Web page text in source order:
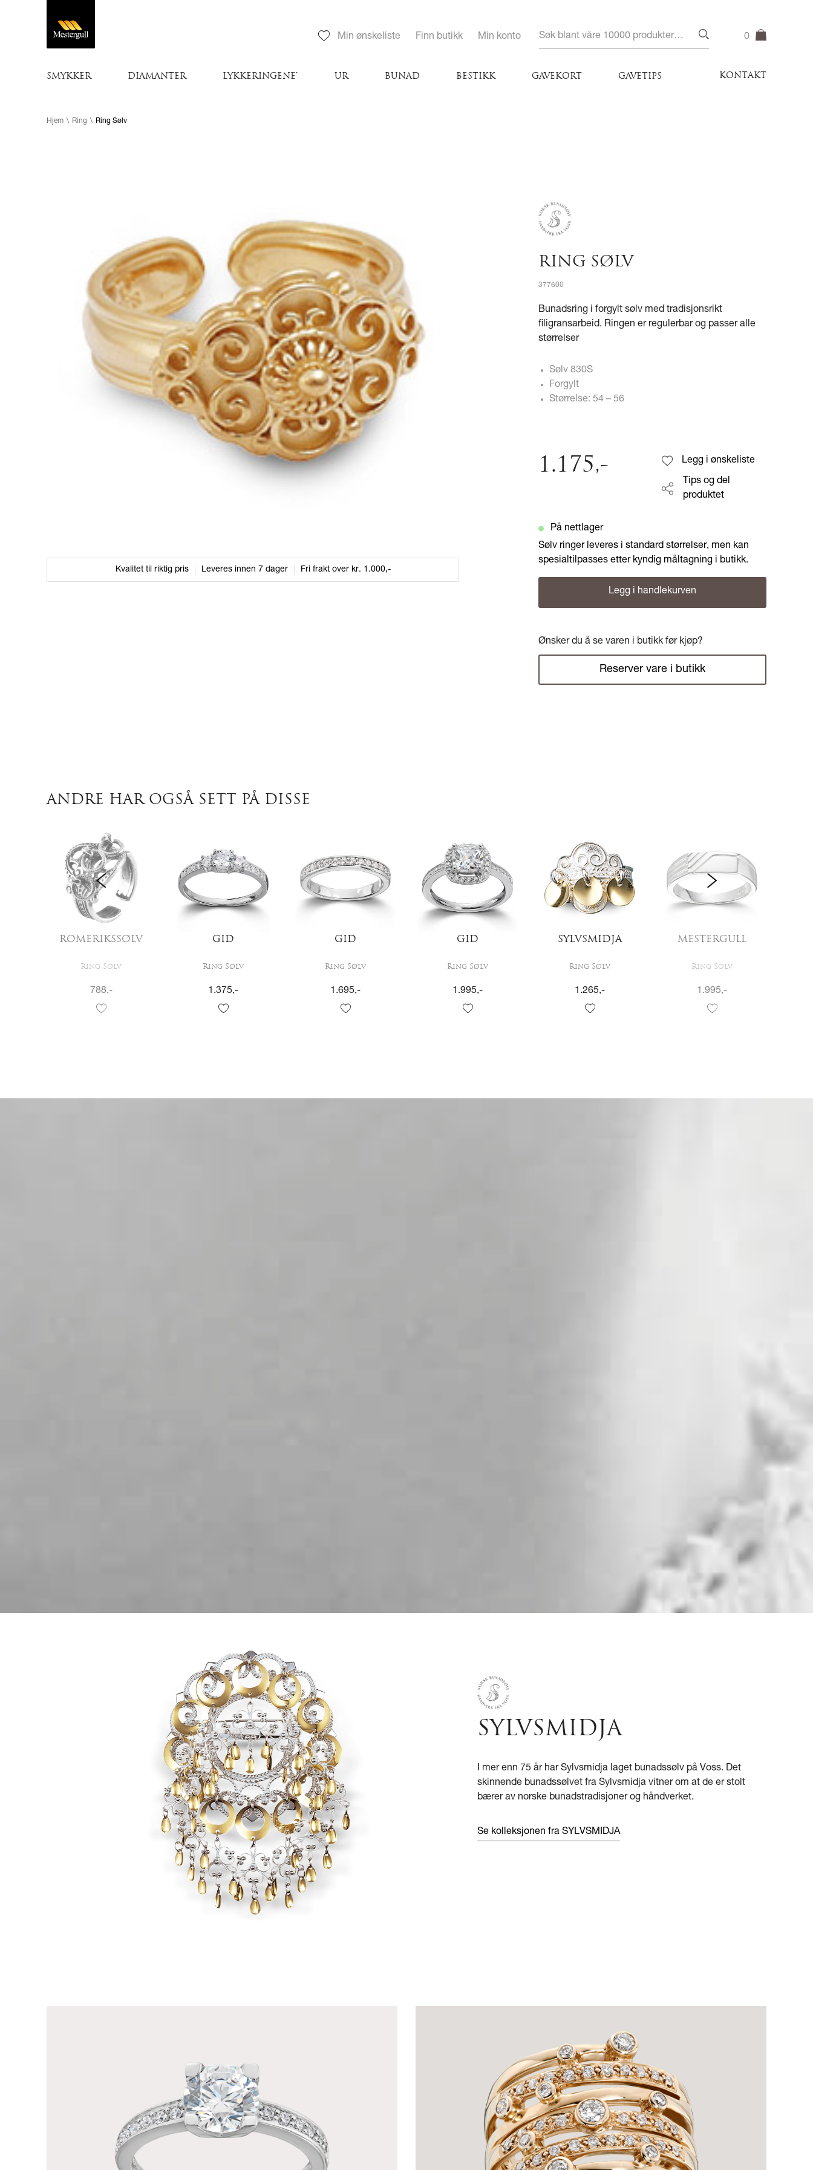
Min ønskeliste Finn butikk Min konto 0
SMYKKER DIAMANTER LYKKERINGENE™ UR BUNAD BESTIKK GAVEKORT GAVETIPS KONTAKT
Hjem \ Ring \ Ring Sølv
Kvalitet til riktig pris Leveres innen 7 dager Fri frakt over kr. 1.000,-
RING SØLV
377600
Bunadsring i forgylt sølv med tradisjonsrikt
filigransarbeid. Ringen er regulerbar og passer alle
størrelser
Sølv 830S
Forgylt
Størrelse: 54 – 56
1.175,- Legg i ønskeliste
Tips og del
produktet
På nettlager
Sølv ringer leveres i standard størrelser, men kan
spesialtilpasses etter kyndig måltagning i butikk.
Legg i handlekurven
Ønsker du å se varen i butikk før kjøp?
Reserver vare i butikk
ANDRE HAR OGSÅ SETT PÅ DISSE
ROMERIKSSØLV
Ring Sølv
788,-
GID
Ring Sølv
1.375,-
GID
Ring Sølv
1.695,-
GID
Ring Sølv
1.995,-
SYLVSMIDJA
Ring Sølv
1.265,-
MESTERGULL
Ring Sølv
1.995,-
SYLVSMIDJA
I mer enn 75 år har Sylvsmidja laget bunadssølv på Voss. Det
skinnende bunadssølvet fra Sylvsmidja vitner om at de er stolt
Se kolleksjonen fra SYLVSMIDJA